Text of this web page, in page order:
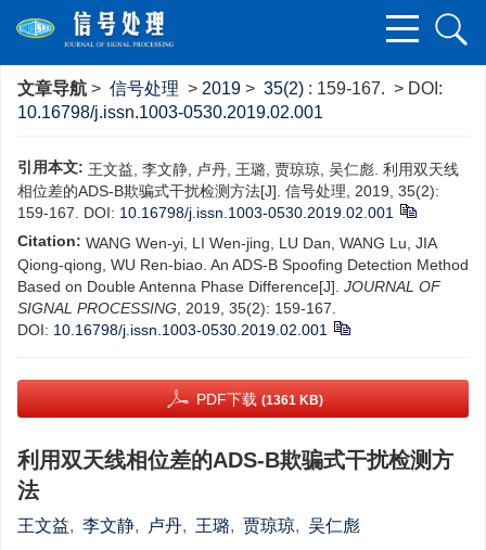
文章导航 > 信号处理 > 2019 > 35(2) : 159-167. > DOI:
10.16798/j.issn.1003-0530.2019.02.001
引用本文: 王文益, 李文静, 卢丹, 王璐, 贾琼琼, 吴仁彪. 利用双天线
相位差的ADS-B欺骗式干扰检测方法[J]. 信号处理, 2019, 35(2):
159-167. DOI: 10.16798/j.issn.1003-0530.2019.02.001
Citation: WANG Wen-yi, LI Wen-jing, LU Dan, WANG Lu, JIA
Qiong-qiong, WU Ren-biao. An ADS-B Spoofing Detection Method
Based on Double Antenna Phase Difference[J]. JOURNAL OF
SIGNAL PROCESSING , 2019, 35(2): 159-167.
DOI: 10.16798/j.issn.1003-0530.2019.02.001
PDF下载 (1361 KB)
利用双天线相位差的ADS-B欺骗式干扰检测方
法
王文益, 李文静, 卢丹, 王璐, 贾琼琼, 吴仁彪